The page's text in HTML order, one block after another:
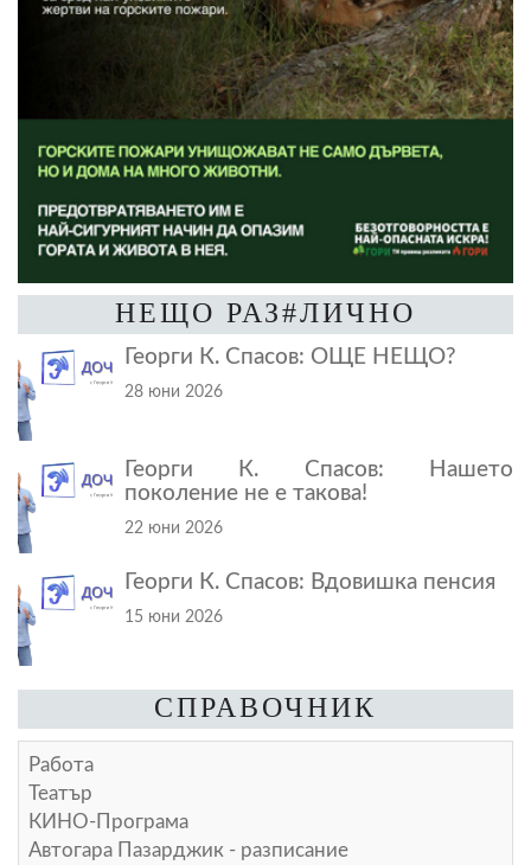
НЕЩО РАЗ#ЛИЧНО
Георги К. Спасов: ОЩЕ НЕЩО?
28 юни 2026
Георги К. Спасов: Нашето
поколение не е такова!
22 юни 2026
Георги К. Спасов: Вдовишка пенсия
15 юни 2026
СПРАВОЧНИК
Работа
Театър
КИНО-Програма
Автогара Пазарджик - разписание